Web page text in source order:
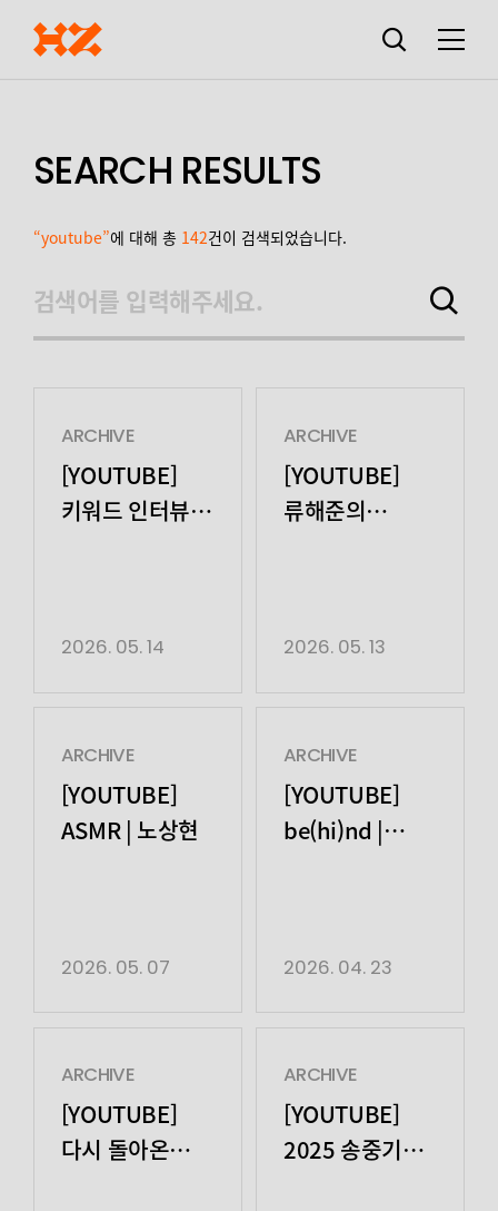
검색창
열기
메뉴
SEARCH RESULTS
“youtube”에 대해 총 142건이 검색되었습니다.
검색어를 입력해주세요. 검색하기
ARCHIVE
[YOUTUBE]
키워드 인터뷰 |
2026. 05. 14
ARCHIVE
[YOUTUBE]
류해준의
2026. 05. 13
ARCHIVE
[YOUTUBE]
ASMR | 노상현
2026. 05. 07
ARCHIVE
[YOUTUBE]
be(hi)nd |
2026. 04. 23
ARCHIVE
[YOUTUBE]
다시 돌아온
ARCHIVE
[YOUTUBE]
2025 송중기